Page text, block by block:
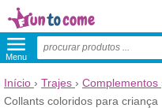
Menu
Início › Trajes › Complementos
Collants coloridos para criança